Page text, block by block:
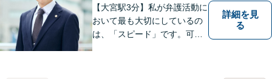
【大宮駅3分】私が弁護活動に
おいて最も大切にしているの
は、「スピード」です。可能
詳細を見
る